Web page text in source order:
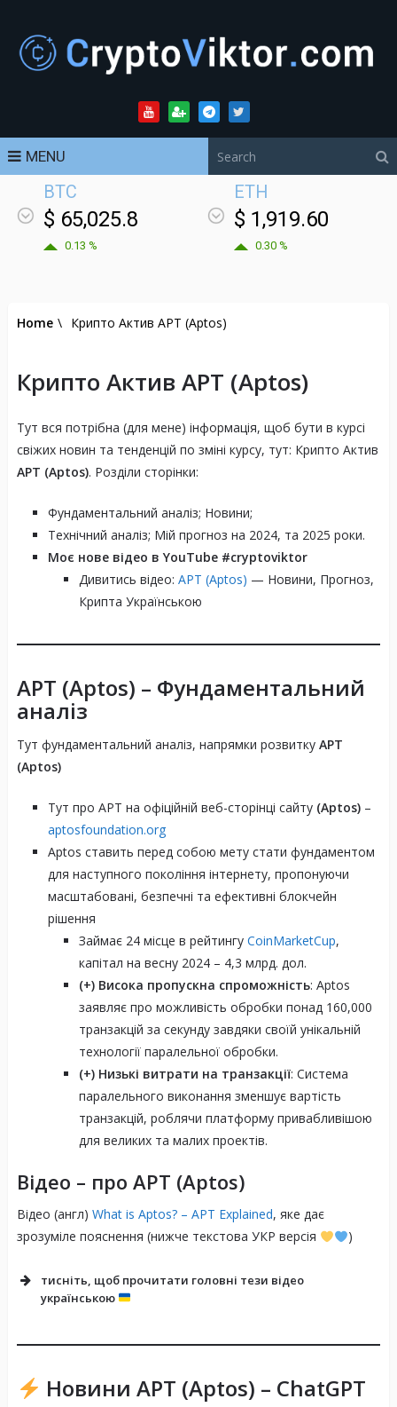
MENU
BTC
$ 65,025.8
0.13 %
ETH
$ 1,919.60
0.30 %
Home \ Крипто Актив APT (Aptos)
Крипто Актив APT (Aptos)
Тут вся потрібна (для мене) інформація, щоб бути в курсі
свіжих новин та тенденцій по зміні курсу, тут: Крипто Актив
APT (Aptos). Розділи сторінки:
Фундаментальний аналіз; Новини;
Технічний аналіз; Мій прогноз на 2024, та 2025 роки.
Моє нове відео в YouTube #cryptoviktor
Дивитись відео: APT (Aptos) — Новини, Прогноз,
Крипта Українською
APT (Aptos) – Фундаментальний
аналіз
Тут фундаментальний аналіз, напрямки розвитку APT
(Aptos)
Тут про APT на офіційній веб-сторінці сайту(Aptos)–
aptosfoundation.org
Aptos ставить перед собою мету стати фундаментом
для наступного покоління інтернету, пропонуючи
масштабовані, безпечні та ефективні блокчейн
рішення
Займає 24 місце в рейтингу CoinMarketCup,
капітал на весну 2024 – 4,3 млрд. дол.
(+) Висока пропускна спроможність: Aptos
заявляє про можливість обробки понад 160,000
транзакцій за секунду завдяки своїй унікальній
технології паралельної обробки.
(+) Низькі витрати на транзакції: Система
паралельного виконання зменшує вартість
транзакцій, роблячи платформу привабливішою
для великих та малих проектів.
Відео – про APT (Aptos)
Відео (англ) What is Aptos? – APT Explained, яке дає
зрозуміле пояснення (нижче текстова УКР версія
)
тисніть, щоб прочитати головні тези відео
українською
Новини APT (Aptos) – ChatGPT